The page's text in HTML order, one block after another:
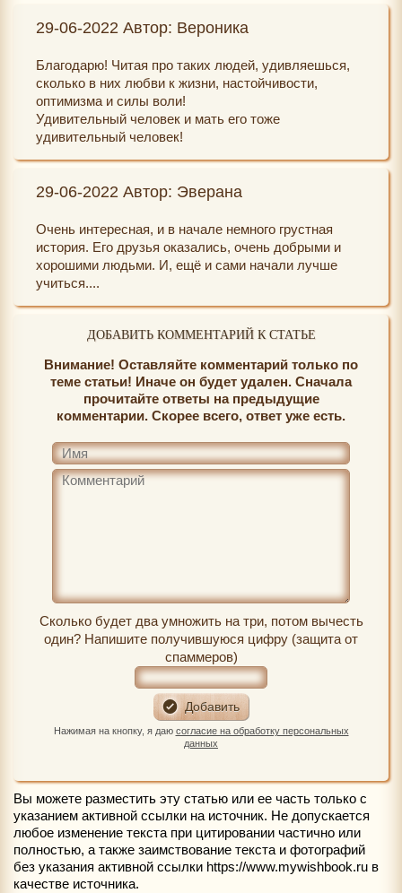
29-06-2022 Автор: Вероника
Благодарю! Читая про таких людей, удивляешься,
сколько в них любви к жизни, настойчивости,
оптимизма и силы воли!
Удивительный человек и мать его тоже
удивительный человек!
29-06-2022 Автор: Эверана
Очень интересная, и в начале немного грустная
история. Его друзья оказались, очень добрыми и
хорошими людьми. И, ещё и сами начали лучше
учиться....
ДОБАВИТЬ КОММЕНТАРИЙ К СТАТЬЕ
Внимание! Оставляйте комментарий только по
теме статьи! Иначе он будет удален. Сначала
прочитайте ответы на предыдущие
комментарии. Скорее всего, ответ уже есть.
Сколько будет два умножить на три, потом вычесть
один? Напишите получившуюся цифру (защита от
спаммеров)
Нажимая на кнопку, я даю согласие на обработку персональных
данных
Вы можете разместить эту статью или ее часть только с
указанием активной ссылки на источник. Не допускается
любое изменение текста при цитировании частично или
полностью, а также заимствование текста и фотографий
без указания активной ссылки https://www.mywishbook.ru в
качестве источника.